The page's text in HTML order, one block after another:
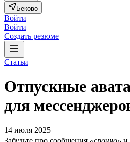
Беково
Войти
Войти
Создать резюме
Статьи
Отпускные
для
14 июля 2025